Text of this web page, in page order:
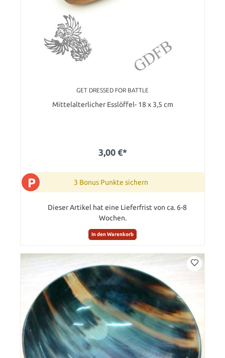
GET DRESSED FOR BATTLE
Mittelalterlicher Esslöffel- 18 x 3,5 cm
3,00 €*
P 3 Bonus Punkte sichern
Dieser Artikel hat eine Lieferfrist von ca. 6-8
Wochen.
In den Warenkorb